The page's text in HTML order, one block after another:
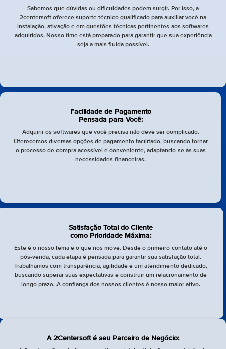
Sabemos que dúvidas ou dificuldades podem surgir. Por isso, a
2centersoft oferece suporte técnico qualificado para auxiliar você na
instalação, ativação e em questões técnicas pertinentes aos softwares
adquiridos. Nosso time está preparado para garantir que sua experiência
seja a mais fluida possível.
Facilidade de Pagamento
Pensada para Você:
Adquirir os softwares que você precisa não deve ser complicado.
Oferecemos diversas opções de pagamento facilitado, buscando tornar
o processo de compra acessível e conveniente, adaptando-se às suas
necessidades financeiras.
Satisfação Total do Cliente
como Prioridade Máxima:
Este é o nosso lema e o que nos move. Desde o primeiro contato até o
pós-venda, cada etapa é pensada para garantir sua satisfação total.
Trabalhamos com transparência, agilidade e um atendimento dedicado,
buscando superar suas expectativas e construir um relacionamento de
longo prazo. A confiança dos nossos clientes é nosso maior ativo.
A 2Centersoft é seu Parceiro de Negócio: